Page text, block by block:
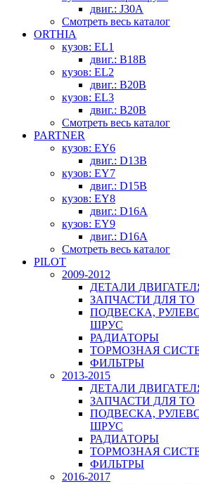
двиг.: J30A
Смотреть весь каталог
ORTHIA
кузов: EL1
двиг.: B18B
кузов: EL2
двиг.: B20B
кузов: EL3
двиг.: B20B
Смотреть весь каталог
PARTNER
кузов: EY6
двиг.: D13B
кузов: EY7
двиг.: D15B
кузов: EY8
двиг.: D16A
кузов: EY9
двиг.: D16A
Смотреть весь каталог
PILOT
2009-2012
ДЕТАЛИ
ЗАПЧАСТИ ДЛЯ ТО
ПОДВЕСКА,
ШРУС
РАДИАТОРЫ
ТОРМОЗНАЯ
ФИЛЬТРЫ
2013-2015
ДЕТАЛИ
ЗАПЧАСТИ ДЛЯ ТО
ПОДВЕСКА,
ШРУС
РАДИАТОРЫ
ТОРМОЗНАЯ
ФИЛЬТРЫ
2016-2017